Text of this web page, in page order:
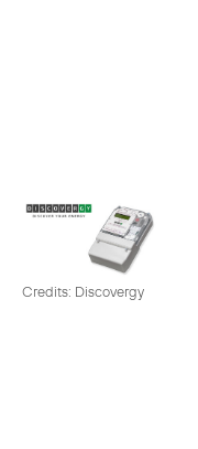
Credits: Discovergy